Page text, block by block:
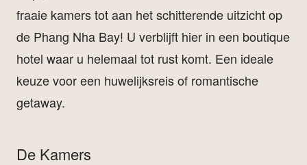
fraaie kamers tot aan het schitterende uitzicht op
de Phang Nha Bay! U verblijft hier in een boutique
hotel waar u helemaal tot rust komt. Een ideale
keuze voor een huwelijksreis of romantische
getaway.
De Kamers